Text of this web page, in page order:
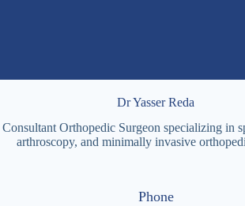
Dr Yasser Reda
Consultant Orthopedic Surgeon specializing in
arthroscopy, and minimally invasive
Phone